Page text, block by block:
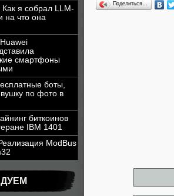
Как я собрал LLM-
на что она
Huawei
смартфоны
боты,
по фото в
биткоинов
IBM 1401
ModBus
Поделиться…